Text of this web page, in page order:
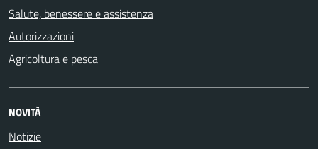
Salute, benessere e assistenza
Autorizzazioni
Agricoltura e pesca
NOVITÀ
Notizie